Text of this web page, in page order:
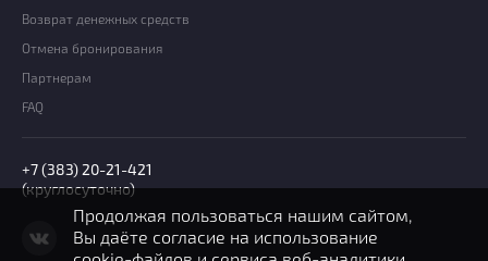
Возврат денежных средств
Отмена бронирования
Партнерам
FAQ
+7 (383) 20-21-421
(круглосуточно)
Продолжая пользоваться нашим сайтом,
Вы даёте согласие на использование